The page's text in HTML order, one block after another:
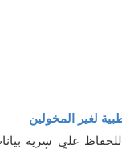
لغير المخولين
على سرية